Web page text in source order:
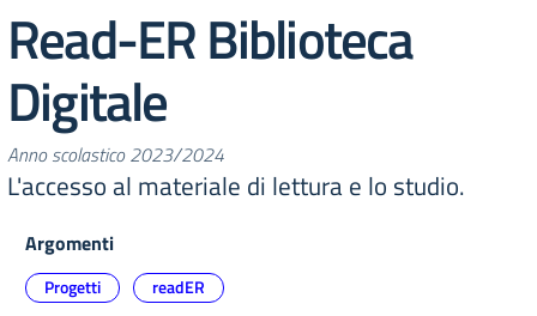
Read-ER Biblioteca
Digitale
Anno scolastico 2023/2024
L'accesso al materiale di lettura e lo studio.
Argomenti
Progetti readER